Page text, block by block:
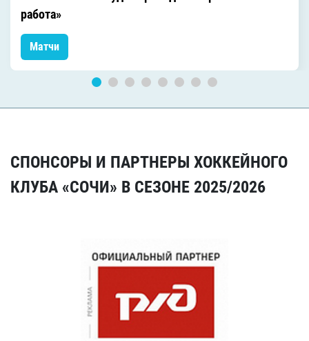
работа»
Матчи
СПОНСОРЫ И ПАРТНЕРЫ ХОККЕЙНОГО
КЛУБА «СОЧИ» В СЕЗОНЕ 2025/2026